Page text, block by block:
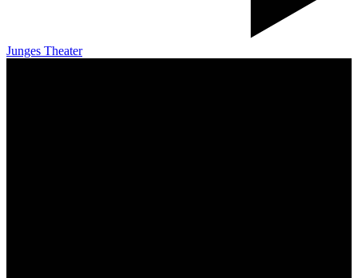
Junges Theater